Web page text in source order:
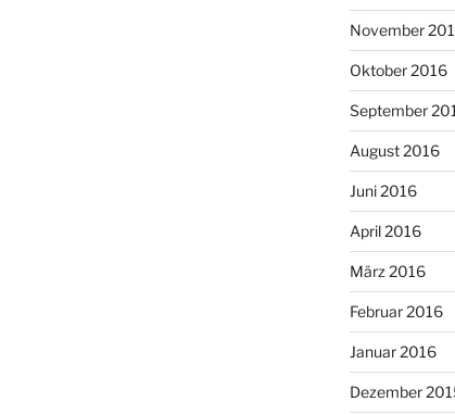
November
Oktober 2016
September
August 2016
Juni 2016
April 2016
März 2016
Februar 2016
Januar 2016
Dezember